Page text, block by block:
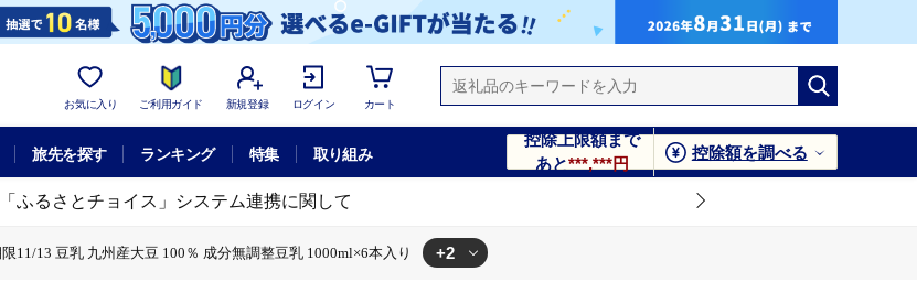
お気に入り ご利用ガイド 新規登録 ログイン カート
旅先を探す ランキング 特集 取り組み
控除上限額まで
あと***,***円
控除額を調べる
「ふるさとチョイス」システム連携に関して
11/13 豆乳 九州産大豆 100％ 成分無調整豆乳 1000ml×6本入り +2